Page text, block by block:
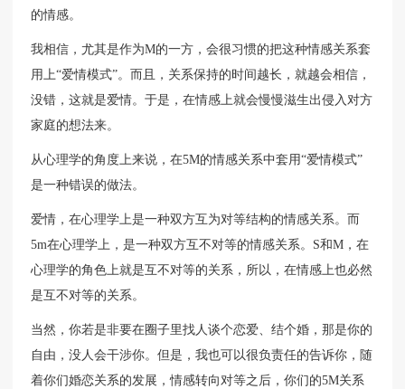
的情感。
我相信，尤其是作为M的一方，会很习惯的把这种情感关系套
用上“爱情模式”。而且，关系保持的时间越长，就越会相信，
没错，这就是爱情。于是，在情感上就会慢慢滋生出侵入对方
家庭的想法来。
从心理学的角度上来说，在5M的情感关系中套用“爱情模式”
是一种错误的做法。
爱情，在心理学上是一种双方互为对等结构的情感关系。而
5m在心理学上，是一种双方互不对等的情感关系。S和M，在
心理学的角色上就是互不对等的关系，所以，在情感上也必然
是互不对等的关系。
当然，你若是非要在圈子里找人谈个恋爱、结个婚，那是你的
自由，没人会干涉你。但是，我也可以很负责任的告诉你，随
着你们婚恋关系的发展，情感转向对等之后，你们的5M关系